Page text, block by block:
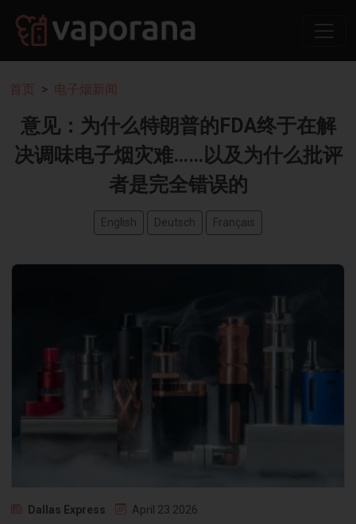
首页 电子烟新闻
意见：为什么特朗普的FDA终于在解
决调味电子烟灾难……以及为什么批评
者是完全错误的
English Deutsch Français
Dallas Express April 23 2026